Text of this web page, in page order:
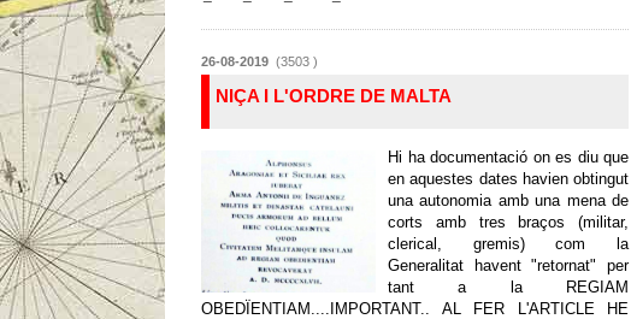
26-08-2019 (3503 )
NIÇA I L'ORDRE DE MALTA
Hi ha documentació on es diu que
en aquestes dates havien obtingut
una autonomia amb una mena de
corts amb tres braços (militar,
clerical, gremis) com la
Generalitat havent "retornat" per
tant a la REGIAM
OBEDÏENTIAM....IMPORTANT.. AL FER L'ARTICLE HE